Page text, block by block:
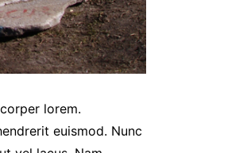
lorem.
euismod. Nunc